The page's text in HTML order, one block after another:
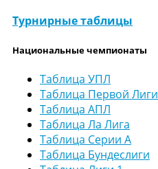
Турнирные таблицы
Национальные чемпионаты
Таблица УПЛ
Таблица Первой Лиги
Таблица АПЛ
Таблица Ла Лига
Таблица Серии А
Таблица Бундеслиги